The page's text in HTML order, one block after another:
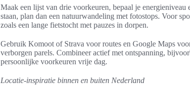
Maak een lijst van drie voorkeuren, bepaal je
staan, plan dan een natuurwandeling met fotostops. Voor
zoals een lange fietstocht met pauzes in dorpen.
Gebruik Komoot of Strava voor routes en Google Maps
verborgen parels. Combineer actief met ontspanning,
persoonlijke voorkeuren vrije dag.
Locatie-inspiratie binnen en buiten Nederland